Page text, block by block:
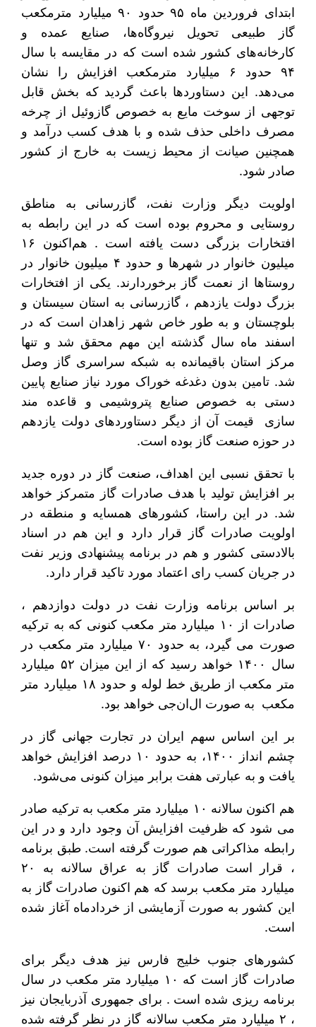
ابتدای فروردین ماه ۹۵ حدود ۹۰ میلیارد مترمکعب
گاز طبیعی تحویل نیروگاه‌ها، صنایع عمده و
کارخانه‌های کشور شده است که در مقایسه با سال
۹۴ حدود ۶ میلیارد مترمکعب افزایش را نشان
می‌دهد. این دستاوردها باعث گردید که بخش قابل
توجهی از سوخت مایع به خصوص گازوئیل از چرخه
مصرف داخلی حذف شده و با هدف کسب درآمد و
همچنین صیانت از محیط زیست به خارج از کشور
صادر شود.
اولویت دیگر وزارت نفت، گازرسانی به مناطق
روستایی و محروم بوده است که در این رابطه به
افتخارات بزرگی دست یافته است . هم‌اکنون ۱۶
میلیون خانوار در شهرها و حدود ۴ میلیون خانوار در
روستاها از نعمت گاز برخوردارند. یکی از افتخارات
بزرگ دولت یازدهم ، گازرسانی به استان سیستان و
بلوچستان و به طور خاص شهر زاهدان است که در
اسفند ماه سال گذشته این مهم محقق شد و تنها
مرکز استان باقیمانده به شبکه سراسری گاز وصل
شد. تامین بدون دغدغه خوراک مورد نیاز صنایع پایین
دستی به خصوص صنایع پتروشیمی و قاعده مند
سازی قیمت آن از دیگر دستاوردهای دولت یازدهم
در حوزه صنعت گاز بوده است.
با تحقق نسبی این اهداف، صنعت گاز در دوره جدید
بر افزایش تولید با هدف صادرات گاز متمرکز خواهد
شد. در این راستا، کشورهای همسایه و منطقه در
اولویت صادرات گاز قرار دارد و این هم در اسناد
بالادستی کشور و هم در برنامه پیشنهادی وزیر نفت
در جریان کسب رای اعتماد مورد تاکید قرار دارد.
بر اساس برنامه وزارت نفت در دولت دوازدهم ،
صادرات از ۱۰ میلیارد متر مکعب کنونی که به ترکیه
صورت می گیرد، به حدود ۷۰ میلیارد متر مکعب در
سال ۱۴۰۰ خواهد رسید که از این میزان ۵۲ میلیارد
متر مکعب از طریق خط لوله و حدود ۱۸ میلیارد متر
مکعب به صورت ال‌ان‌جی خواهد بود.
بر این اساس سهم ایران در تجارت جهانی گاز در
چشم انداز ۱۴۰۰، به حدود ۱۰ درصد افزایش خواهد
یافت و به عبارتی هفت برابر میزان کنونی می‌شود.
هم اکنون سالانه ۱۰ میلیارد متر مکعب به ترکیه صادر
می شود که ظرفیت افزایش آن وجود دارد و در این
رابطه مذاکراتی هم صورت گرفته است. طبق برنامه
، قرار است صادرات گاز به عراق سالانه به ۲۰
میلیارد متر مکعب برسد که هم اکنون صادرات گاز به
این کشور به صورت آزمایشی از خردادماه آغاز شده
است.
کشورهای جنوب خلیج فارس نیز هدف دیگر برای
صادرات گاز است که ۱۰ میلیارد متر مکعب در سال
برنامه ریزی شده است . برای جمهوری آذربایجان نیز
، ۲ میلیارد متر مکعب سالانه گاز در نظر گرفته شده